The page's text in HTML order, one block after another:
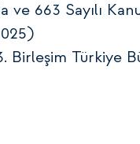
ve 663 Sayılı
Birleşim